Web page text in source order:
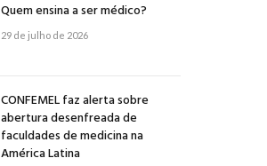
Quem ensina a ser médico?
29 de julho de 2026
CONFEMEL faz alerta sobre
abertura desenfreada de
faculdades de medicina na
América Latina